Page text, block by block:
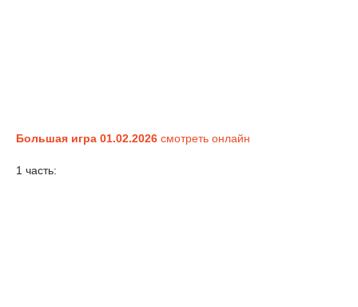
Большая игра 01.02.2026 смотреть онлайн
1 часть: